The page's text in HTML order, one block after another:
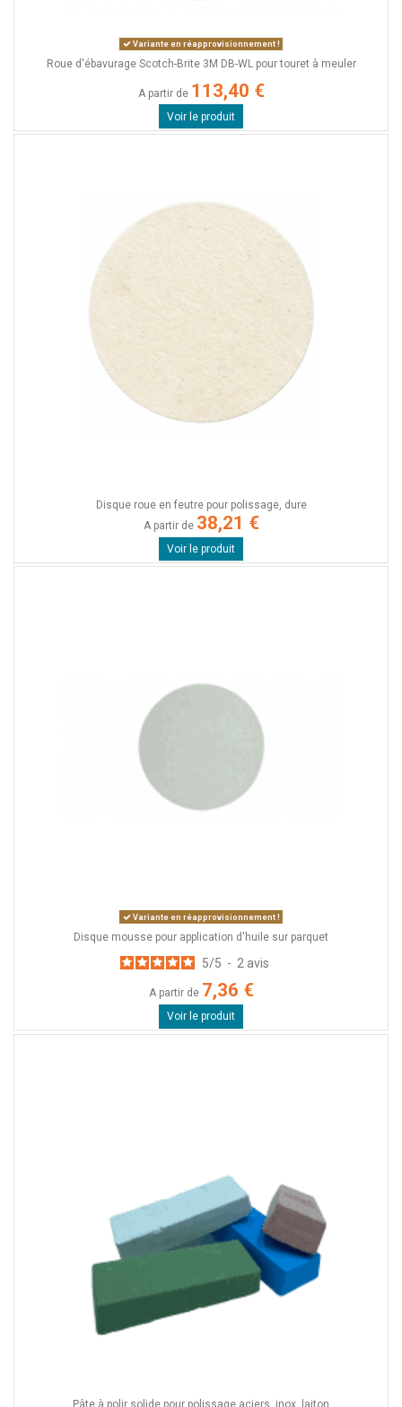
Variante en réapprovisionnement !
Roue d'ébavurage Scotch-Brite 3M DB-WL pour touret à meuler
A partir de 113,40 €
Voir le produit
Disque roue en feutre pour polissage, dure
A partir de 38,21 €
Voir le produit
Variante en réapprovisionnement !
Disque mousse pour application d'huile sur parquet
5/5 - 2 avis
A partir de 7,36 €
Voir le produit
Pâte à polir solide pour polissage aciers, inox, laiton